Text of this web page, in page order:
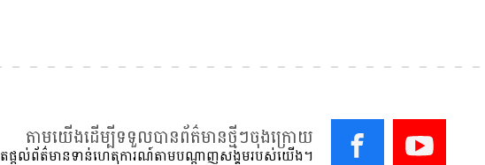
តាមយើងដើម្បីទទួលបានព័ត៌មានថ្មីៗចុងក្រោយ
ផ្ដល់ព័ត៌មានទាន់ហេតុការណ៍តាមបណ្ដាញសង្គមរបស់យើង។